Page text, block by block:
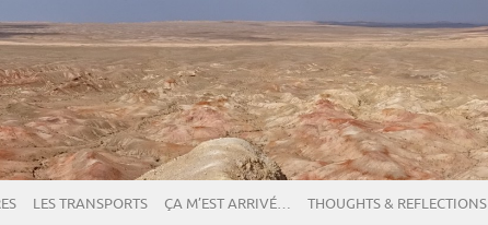
LES TRANSPORTS ÇA M’EST ARRIVÉ… THOUGHTS & REFLECTIONS